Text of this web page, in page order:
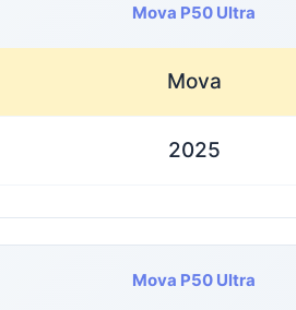
Mova P50 Ultra
Mova
2025
Mova P50 Ultra